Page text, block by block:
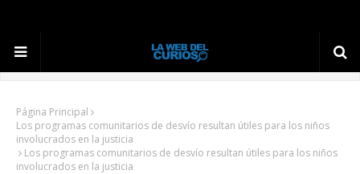
Página Principal
Los programas comunitarios de desvío resultan útiles para los niños
involucrados en la justicia
Los programas comunitarios de desvío resultan útiles para los niños
involucrados en la justicia